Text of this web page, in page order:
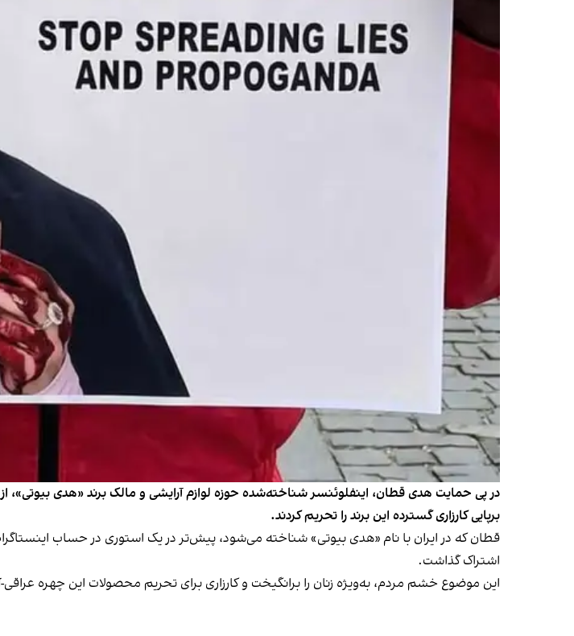
در پی حمایت هدی قطان، اینفلوئنسر شناخته‌شده حوزه لوازم آرایشی و مالک برند «هدی بیوتی»،
برپایی کارزاری گسترده این برند را تحریم کردند.
قطان که در ایران با نام «هدی بیوتی» شناخته می‌شود، پیش‌تر در یک استوری در حساب
اشتراک گذاشت.
این موضوع خشم مردم، به‌ویژه زنان را برانگیخت و کارزاری برای تحریم محصولات این چهره عراقی-